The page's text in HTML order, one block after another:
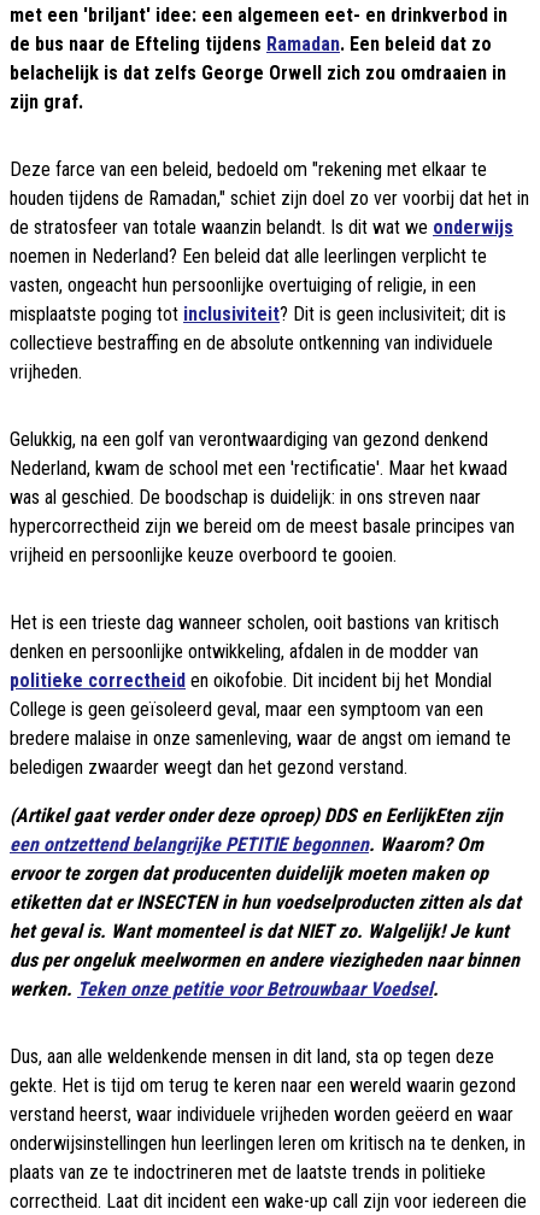
met een 'briljant' idee: een algemeen eet- en drinkverbod in
de bus naar de Efteling tijdens Ramadan. Een beleid dat zo
belachelijk is dat zelfs George Orwell zich zou omdraaien in
zijn graf.
Deze farce van een beleid, bedoeld om "rekening met elkaar te
houden tijdens de Ramadan," schiet zijn doel zo ver voorbij dat het in
de stratosfeer van totale waanzin belandt. Is dit wat we onderwijs
noemen in Nederland? Een beleid dat alle leerlingen verplicht te
vasten, ongeacht hun persoonlijke overtuiging of religie, in een
misplaatste poging tot inclusiviteit? Dit is geen inclusiviteit; dit is
collectieve bestraffing en de absolute ontkenning van individuele
vrijheden.
Gelukkig, na een golf van verontwaardiging van gezond denkend
Nederland, kwam de school met een 'rectificatie'. Maar het kwaad
was al geschied. De boodschap is duidelijk: in ons streven naar
hypercorrectheid zijn we bereid om de meest basale principes van
vrijheid en persoonlijke keuze overboord te gooien.
Het is een trieste dag wanneer scholen, ooit bastions van kritisch
denken en persoonlijke ontwikkeling, afdalen in de modder van
politieke correctheid en oikofobie. Dit incident bij het Mondial
College is geen geïsoleerd geval, maar een symptoom van een
bredere malaise in onze samenleving, waar de angst om iemand te
beledigen zwaarder weegt dan het gezond verstand.
(Artikel gaat verder onder deze oproep) DDS en EerlijkEten zijn
een ontzettend belangrijke PETITIE begonnen. Waarom? Om
ervoor te zorgen dat producenten duidelijk moeten maken op
etiketten dat er INSECTEN in hun voedselproducten zitten als dat
het geval is. Want momenteel is dat NIET zo. Walgelijk! Je kunt
dus per ongeluk meelwormen en andere viezigheden naar binnen
werken. Teken onze petitie voor Betrouwbaar Voedsel.
Dus, aan alle weldenkende mensen in dit land, sta op tegen deze
gekte. Het is tijd om terug te keren naar een wereld waarin gezond
verstand heerst, waar individuele vrijheden worden geëerd en waar
onderwijsinstellingen hun leerlingen leren om kritisch na te denken, in
plaats van ze te indoctrineren met de laatste trends in politieke
correctheid. Laat dit incident een wake-up call zijn voor iedereen die